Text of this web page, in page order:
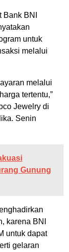
BNI
untuk
melalui
melalui
tertentu,”
Jewelry di
Senin
Gunung
karena BNI
untuk dapat
gelaran